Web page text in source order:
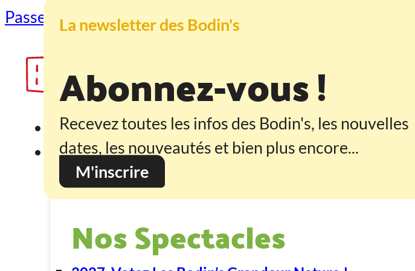
Passer au contenu principal Passer au pied de page
Accueil
Programmation
Nos Spectacles
La newsletter des Bodin's
Abonnez-vous !
Recevez toutes les infos des Bodin's, les nouvelles
dates, les nouveautés et bien plus encore...
M'inscrire